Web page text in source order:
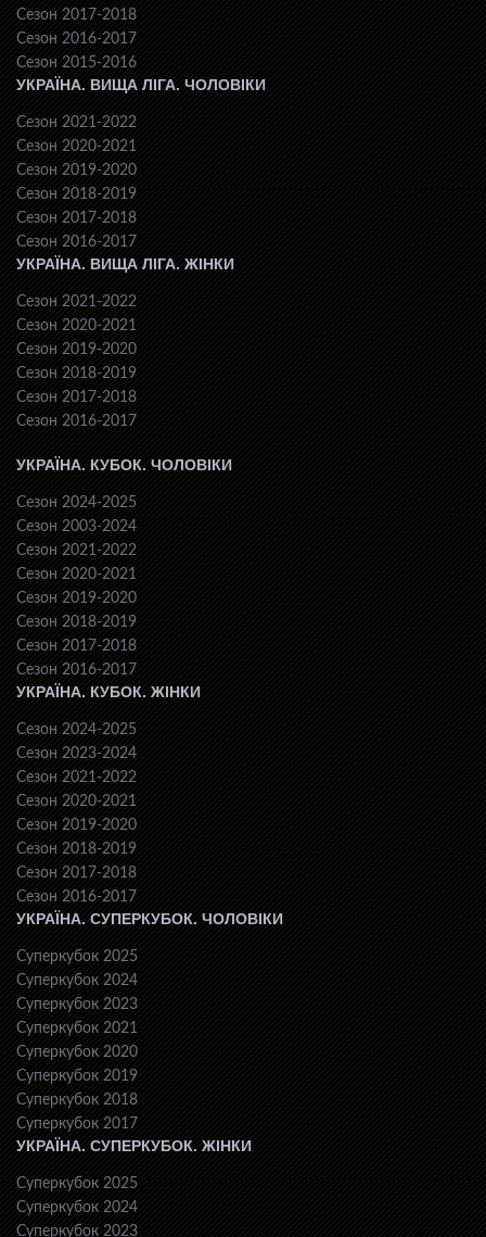
Сезон 2017-2018
Сезон 2016-2017
Сезон 2015-2016
УКРАЇНА. ВИЩА ЛІГА. ЧОЛОВІКИ
Сезон 2021-2022
Сезон 2020-2021
Сезон 2019-2020
Сезон 2018-2019
Сезон 2017-2018
Сезон 2016-2017
УКРАЇНА. ВИЩА ЛІГА. ЖІНКИ
Сезон 2021-2022
Сезон 2020-2021
Сезон 2019-2020
Сезон 2018-2019
Сезон 2017-2018
Сезон 2016-2017
УКРАЇНА. КУБОК. ЧОЛОВІКИ
Сезон 2024-2025
Сезон 2003-2024
Сезон 2021-2022
Сезон 2020-2021
Сезон 2019-2020
Сезон 2018-2019
Сезон 2017-2018
Сезон 2016-2017
УКРАЇНА. КУБОК. ЖІНКИ
Сезон 2024-2025
Сезон 2023-2024
Сезон 2021-2022
Сезон 2020-2021
Сезон 2019-2020
Сезон 2018-2019
Сезон 2017-2018
Сезон 2016-2017
УКРАЇНА. СУПЕРКУБОК. ЧОЛОВІКИ
Суперкубок 2025
Суперкубок 2024
Суперкубок 2023
Суперкубок 2021
Суперкубок 2020
Суперкубок 2019
Суперкубок 2018
Суперкубок 2017
УКРАЇНА. СУПЕРКУБОК. ЖІНКИ
Суперкубок 2025
Суперкубок 2024
Суперкубок 2023